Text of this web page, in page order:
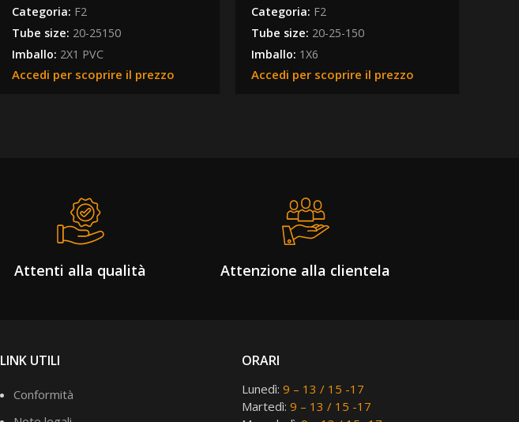
Categoria: F2
Tube size: 20-25150
Imballo: 2X1 PVC
Accedi per scoprire il prezzo
Categoria: F2
Tube size: 20-25-150
Imballo: 1X6
Accedi per scoprire il prezzo
Attenti alla qualità Attenzione alla clientela
LINK UTILI
Conformità
ORARI
Lunedì: 9 – 13 / 15 -17
Martedì: 9 – 13 / 15 -17